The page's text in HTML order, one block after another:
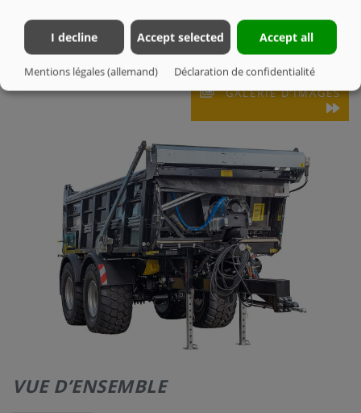
GALERIE D’IMAGES
VUE D’ENSEMBLE
I decline Accept selected Accept all
Mentions légales (allemand) Déclaration de confidentialité